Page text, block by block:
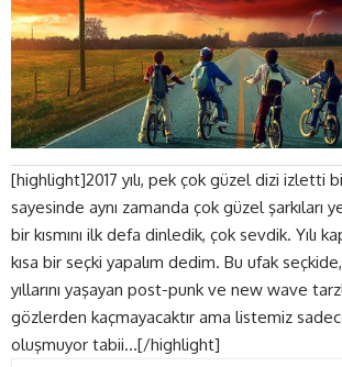
[highlight]2017 yılı, pek çok güzel dizi izletti
sayesinde aynı zamanda çok güzel şarkıları
bir kısmını ilk defa dinledik, çok sevdik. Yılı
kısa bir seçki yapalım dedim. Bu ufak
yıllarını yaşayan post-punk ve new wave
gözlerden kaçmayacaktır ama listemiz
oluşmuyor tabii…[/highlight]